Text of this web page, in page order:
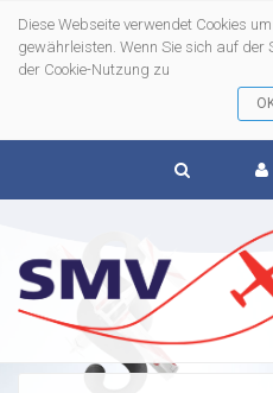
Diese Webseite verwendet Cookies
gewährleisten. Wenn Sie sich auf der
der Cookie-Nutzung zu